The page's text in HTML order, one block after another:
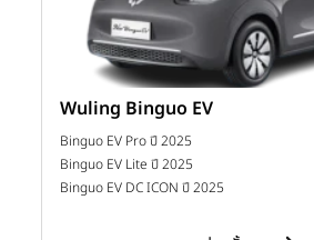
Wuling Binguo EV
Binguo EV Pro ปี 2025
Binguo EV Lite ปี 2025
Binguo EV DC ICON ปี 2025